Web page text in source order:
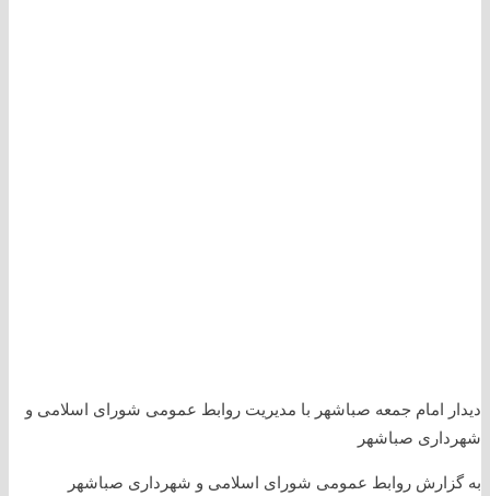
دیدار امام جمعه صباشهر با مدیریت روابط عمومی شورای اسلامی و
شهرداری صباشهر
به گزارش روابط عمومی شورای اسلامی و شهرداری صباشهر